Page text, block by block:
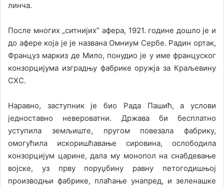
линча.
После многих „ситнијих” афера, 1921. године дошло је и
до афере која је је названа Омниум Сербе. Радин ортак,
Француз маркиз де Мило, понудио је у име француског
конзорцијума изградњу фабрике оружја за Краљевину
СХС.
Наравно, заступник је био Рада Пашић, а услови
једноставно невероватни. Држава би бесплатно
уступила земљиште, пругом повезала фабрику,
омогућила искоришћавање сировина, ослободила
конзорцијум царине, дала му монопол на снабдевање
војске, уз прву поруџбину равну петогодишњој
производњи фабрике, плаћање унапред, и зеленашке